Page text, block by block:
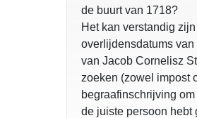
de buurt van 1718?
Het kan verstandig
overlijdensdatums van
van Jacob Cornelisz
zoeken (zowel impost
begraafinschrijving
de juiste persoon hebt